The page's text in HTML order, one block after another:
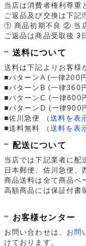
当店は消費者権利尊重
ご返品及び交換は下記
① 商品初期不良 ② 当
ご返品は商品受取後 3
送料について
送料は下記よりお客様
■パターンA (一律200
■パターンB (一律360
■パターンC (一律600
■パターンD (一律900
■佐川急便
（ 送料を表
■送料無料
（ 送料を表
配送について
当店では下記業者に配
日本郵便、佐川急便
商品送料は全て商品ペ
高額商品には保証付書
お客様センター
お問い合わせは、 お問
けております。